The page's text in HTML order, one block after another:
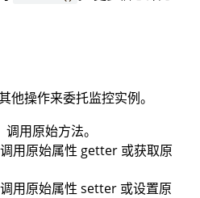
他操作来委托监控实例。
调用原始方法。
用原始属性 getter 或获取原
用原始属性 setter 或设置原